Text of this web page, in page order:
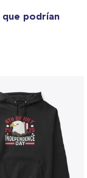
que podrían